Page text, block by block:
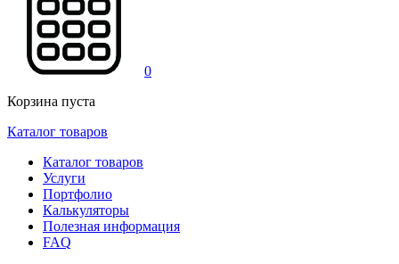
0
Корзина пуста
Каталог товаров
Каталог товаров
Услуги
Портфолио
Калькуляторы
Полезная информация
FAQ